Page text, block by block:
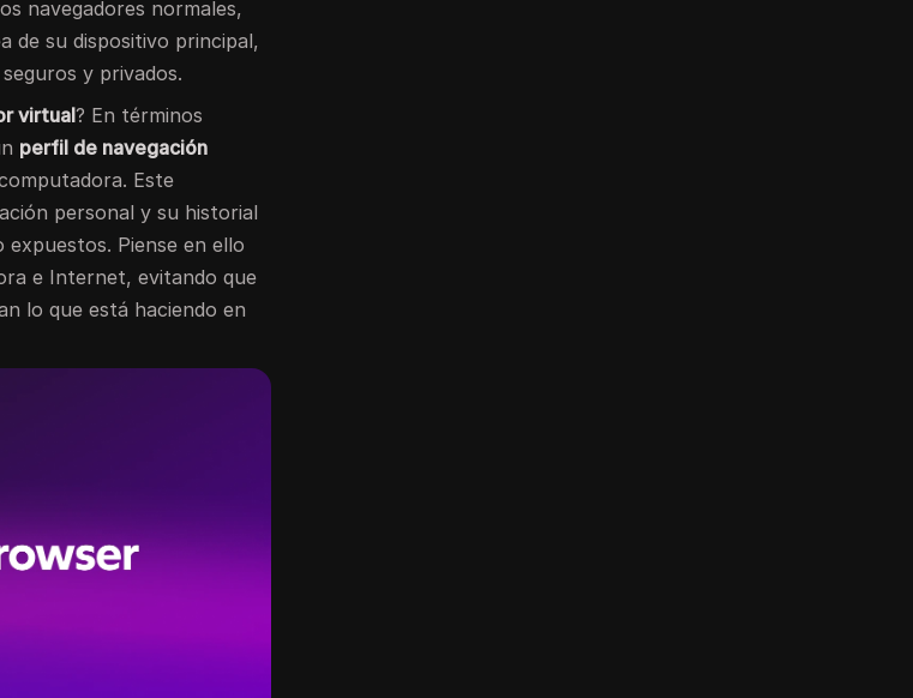
navegadores normales,
de su dispositivo principal,
y privados.
virtual? En términos
perfil de navegación
Este
personal y su historial
Piense en ello
e Internet, evitando que
lo que está haciendo en